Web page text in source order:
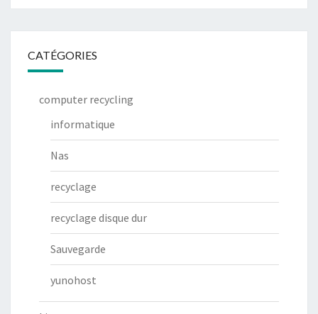
CATÉGORIES
computer recycling
informatique
Nas
recyclage
recyclage disque dur
Sauvegarde
yunohost